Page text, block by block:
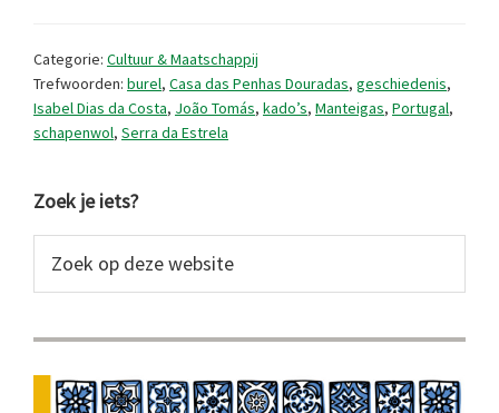
nieuw
jasje
Categorie: Cultuur & Maatschappij
Trefwoorden: burel, Casa das Penhas Douradas, geschiedenis,
Isabel Dias da Costa, João Tomás, kado’s, Manteigas, Portugal,
schapenwol, Serra da Estrela
Primaire
Sidebar
Zoek je iets?
op
website